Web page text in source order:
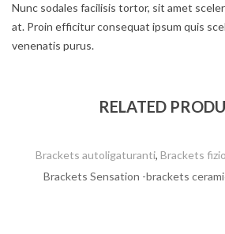
Nunc sodales facilisis tortor, sit amet
at. Proin efficitur consequat ipsum quis
venenatis purus.
RELATED
Brackets autoligaturanti, Brackets
Brackets Sensation -brackets